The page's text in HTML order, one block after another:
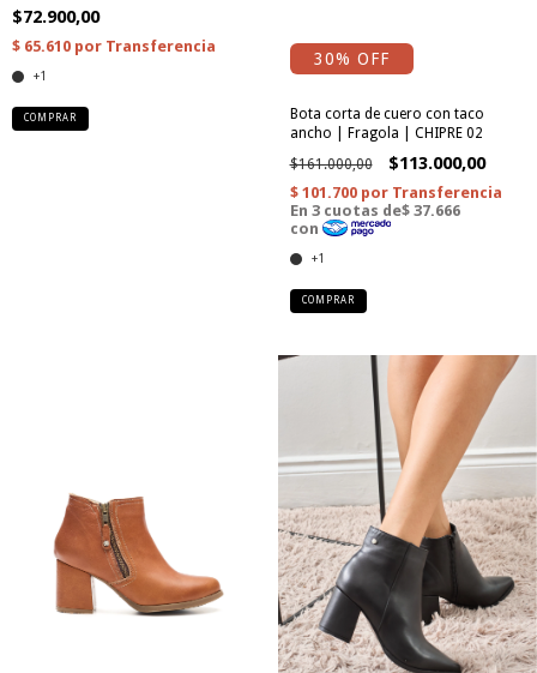
$72.900,00
+1
COMPRAR
30% OFF
Bota corta de cuero con taco
ancho | Fragola | CHIPRE 02
$161.000,00
$113.000,00
+1
COMPRAR